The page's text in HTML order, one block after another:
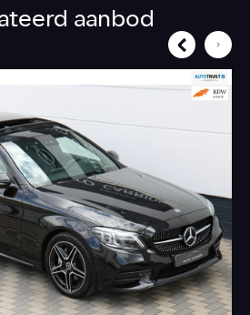
aanbod